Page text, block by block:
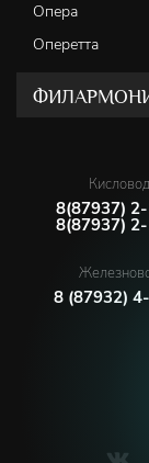
Опера
Оперетта
8(87937)
8(87937)
8 (87932)